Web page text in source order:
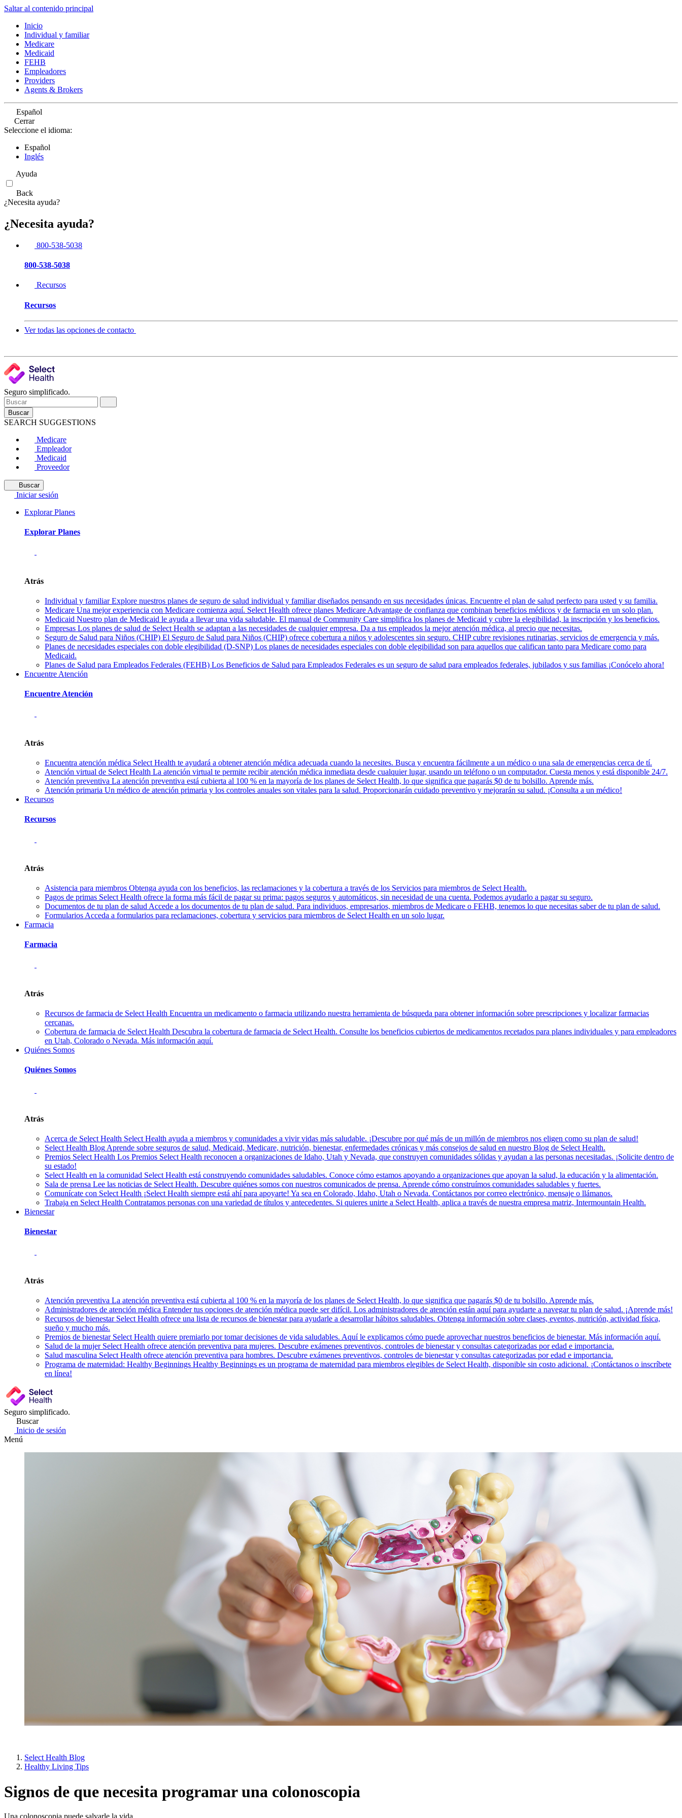
Saltar al contenido principal
Inicio
Individual y familiar
Medicare
Medicaid
FEHB
Empleadores
Providers
Agents & Brokers
Español
Cerrar
Seleccione el idioma:
Español
Inglés
Ayuda
Back
¿Necesita ayuda?
¿Necesita ayuda?
800-538-5038
800-538-5038
Recursos
Recursos
Ver todas las opciones de contacto
Seguro simplificado.
Buscar
SEARCH SUGGESTIONS
Medicare
Empleador
Medicaid
Proveedor
Buscar
Iniciar sesión
Explorar Planes
Explorar Planes
Atrás
Individual y familiar Explore nuestros planes de seguro de salud individual y familiar diseñados pensando en sus necesidades únicas. Encuentre el plan de salud perfecto para usted y su familia.
Medicare Una mejor experiencia con Medicare comienza aquí. Select Health ofrece planes Medicare Advantage de confianza que combinan beneficios médicos y de farmacia en un solo plan.
Medicaid Nuestro plan de Medicaid le ayuda a llevar una vida saludable. El manual de Community Care simplifica los planes de Medicaid y cubre la elegibilidad, la inscripción y los beneficios.
Empresas Los planes de salud de Select Health se adaptan a las necesidades de cualquier empresa. Da a tus empleados la mejor atención médica, al precio que necesitas.
Seguro de Salud para Niños (CHIP) El Seguro de Salud para Niños (CHIP) ofrece cobertura a niños y adolescentes sin seguro. CHIP cubre revisiones rutinarias, servicios de emergencia y más.
Planes de necesidades especiales con doble elegibilidad (D-SNP) Los planes de necesidades especiales con doble elegibilidad son para aquellos que califican tanto para Medicare como para
Medicaid.
Planes de Salud para Empleados Federales (FEHB) Los Beneficios de Salud para Empleados Federales es un seguro de salud para empleados federales, jubilados y sus familias ¡Conócelo ahora!
Encuentre Atención
Encuentre Atención
Atrás
Encuentra atención médica Select Health te ayudará a obtener atención médica adecuada cuando la necesites. Busca y encuentra fácilmente a un médico o una sala de emergencias cerca de tí.
Atención virtual de Select Health La atención virtual te permite recibir atención médica inmediata desde cualquier lugar, usando un teléfono o un computador. Cuesta menos y está disponible 24/7.
Atención preventiva La atención preventiva está cubierta al 100 % en la mayoría de los planes de Select Health, lo que significa que pagarás $0 de tu bolsillo. Aprende más.
Atención primaria Un médico de atención primaria y los controles anuales son vitales para la salud. Proporcionarán cuidado preventivo y mejorarán su salud. ¡Consulta a un médico!
Recursos
Recursos
Atrás
Asistencia para miembros Obtenga ayuda con los beneficios, las reclamaciones y la cobertura a través de los Servicios para miembros de Select Health.
Pagos de primas Select Health ofrece la forma más fácil de pagar su prima: pagos seguros y automáticos, sin necesidad de una cuenta. Podemos ayudarlo a pagar su seguro.
Documentos de tu plan de salud Accede a los documentos de tu plan de salud. Para individuos, empresarios, miembros de Medicare o FEHB, tenemos lo que necesitas saber de tu plan de salud.
Formularios Acceda a formularios para reclamaciones, cobertura y servicios para miembros de Select Health en un solo lugar.
Farmacia
Farmacia
Atrás
Recursos de farmacia de Select Health Encuentra un medicamento o farmacia utilizando nuestra herramienta de búsqueda para obtener información sobre prescripciones y localizar farmacias
cercanas.
Cobertura de farmacia de Select Health Descubra la cobertura de farmacia de Select Health. Consulte los beneficios cubiertos de medicamentos recetados para planes individuales y para empleadores
en Utah, Colorado o Nevada. Más información aquí.
Quiénes Somos
Quiénes Somos
Atrás
Acerca de Select Health Select Health ayuda a miembros y comunidades a vivir vidas más saludable. ¡Descubre por qué más de un millón de miembros nos eligen como su plan de salud!
Select Health Blog Aprende sobre seguros de salud, Medicaid, Medicare, nutrición, bienestar, enfermedades crónicas y más consejos de salud en nuestro Blog de Select Health.
Premios Select Health Los Premios Select Health reconocen a organizaciones de Idaho, Utah y Nevada, que construyen comunidades sólidas y ayudan a las personas necesitadas. ¡Solicite dentro de
su estado!
Select Health en la comunidad Select Health está construyendo comunidades saludables. Conoce cómo estamos apoyando a organizaciones que apoyan la salud, la educación y la alimentación.
Sala de prensa Lee las noticias de Select Health. Descubre quiénes somos con nuestros comunicados de prensa. Aprende cómo construímos comunidades saludables y fuertes.
Comunícate con Select Health ¡Select Health siempre está ahí para apoyarte! Ya sea en Colorado, Idaho, Utah o Nevada. Contáctanos por correo electrónico, mensaje o llámanos.
Trabaja en Select Health Contratamos personas con una variedad de títulos y antecedentes. Si quieres unirte a Select Health, aplica a través de nuestra empresa matriz, Intermountain Health.
Bienestar
Bienestar
Atrás
Atención preventiva La atención preventiva está cubierta al 100 % en la mayoría de los planes de Select Health, lo que significa que pagarás $0 de tu bolsillo. Aprende más.
Administradores de atención médica Entender tus opciones de atención médica puede ser difícil. Los administradores de atención están aquí para ayudarte a navegar tu plan de salud. ¡Aprende más!
Recursos de bienestar Select Health ofrece una lista de recursos de bienestar para ayudarle a desarrollar hábitos saludables. Obtenga información sobre clases, eventos, nutrición, actividad física,
sueño y mucho más.
Premios de bienestar Select Health quiere premiarlo por tomar decisiones de vida saludables. Aquí le explicamos cómo puede aprovechar nuestros beneficios de bienestar. Más información aquí.
Salud de la mujer Select Health ofrece atención preventiva para mujeres. Descubre exámenes preventivos, controles de bienestar y consultas categorizadas por edad e importancia.
Salud masculina Select Health ofrece atención preventiva para hombres. Descubre exámenes preventivos, controles de bienestar y consultas categorizadas por edad e importancia.
Programa de maternidad: Healthy Beginnings Healthy Beginnings es un programa de maternidad para miembros elegibles de Select Health, disponible sin costo adicional. ¡Contáctanos o inscríbete
en línea!
Seguro simplificado.
Buscar
Inicio de sesión
Menú
Select Health Blog
Healthy Living Tips
Signos de que necesita programar una colonoscopia